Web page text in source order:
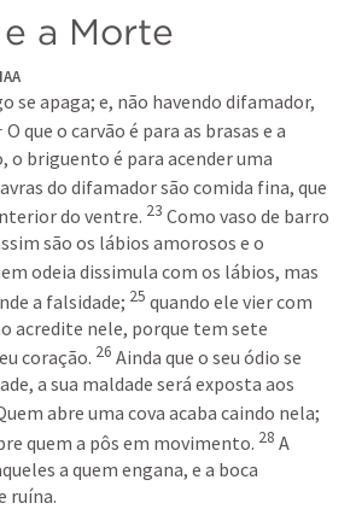
a Morte
se apaga; e, não havendo difamador,
O que o carvão é para as brasas e a
o briguento é para acender uma
do difamador são comida fina, que
do ventre. 23 Como vaso de barro
são os lábios amorosos e o
odeia dissimula com os lábios, mas
a falsidade; 25 quando ele vier com
acredite nele, porque tem sete
coração. 26 Ainda que o seu ódio se
a sua maldade será exposta aos
abre uma cova acaba caindo nela;
quem a pôs em movimento. 28 A
a quem engana, e a boca
ruína.